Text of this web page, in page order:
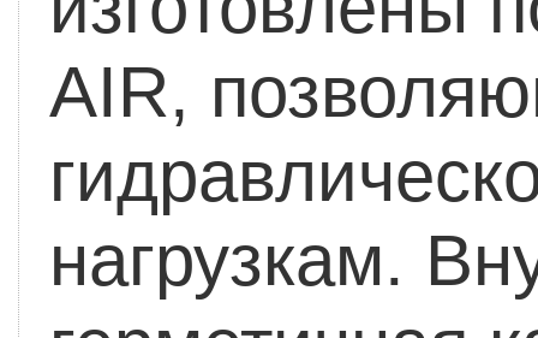
AIR,
нагрузкам.